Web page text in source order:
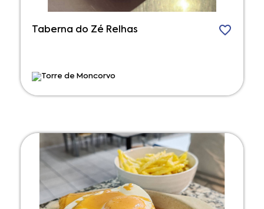
Taberna do Zé Relhas
Torre de Moncorvo